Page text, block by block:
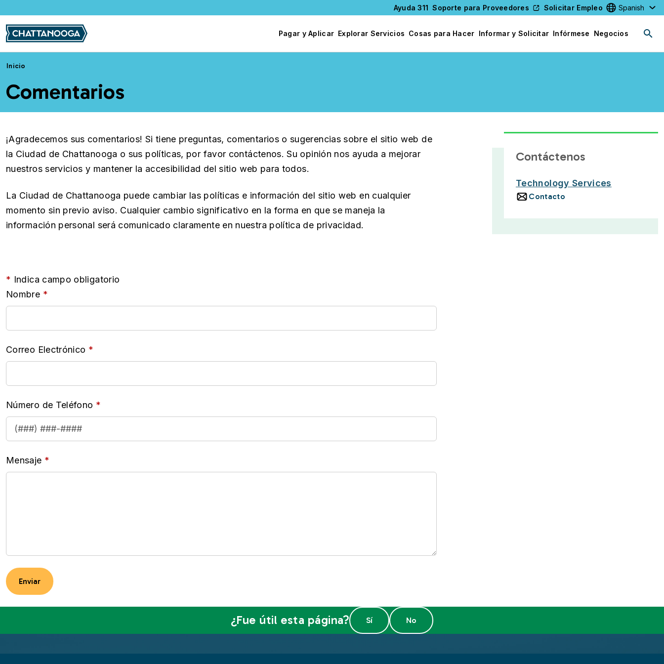
Ayuda 311 Soporte para Proveedores Solicitar Empleo
Select your
Pagar y Aplicar Explorar Servicios Cosas para Hacer Informar y Solicitar Infórmese Negocios
Inicio
Comentarios
¡Agradecemos sus comentarios! Si tiene preguntas, comentarios o sugerencias sobre el sitio web de
la Ciudad de Chattanooga o sus políticas, por favor contáctenos. Su opinión nos ayuda a mejorar
nuestros servicios y mantener la accesibilidad del sitio web para todos.
La Ciudad de Chattanooga puede cambiar las políticas e información del sitio web en cualquier
momento sin previo aviso. Cualquier cambio significativo en la forma en que se maneja la
información personal será comunicado claramente en nuestra política de privacidad.
Indica campo obligatorio
Nombre
Correo Electrónico
Número de Teléfono
Mensaje
Contáctenos
Technology Services
Contacto
¿Fue útil esta página?